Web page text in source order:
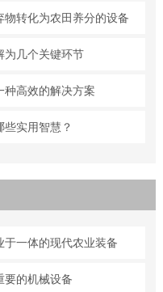
转化为农田养分的设备
为几个关键环节
种高效的解决方案
实用智慧？
于一体的现代农业装备
要的机械设备